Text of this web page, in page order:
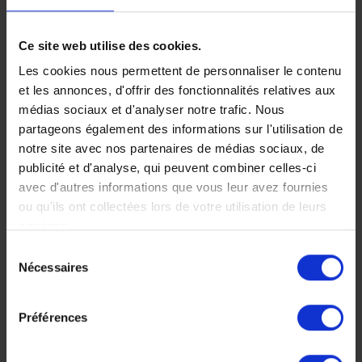
Ce site web utilise des cookies.
Les cookies nous permettent de personnaliser le contenu
et les annonces, d'offrir des fonctionnalités relatives aux
médias sociaux et d'analyser notre trafic. Nous
partageons également des informations sur l'utilisation de
notre site avec nos partenaires de médias sociaux, de
publicité et d'analyse, qui peuvent combiner celles-ci
avec d'autres informations que vous leur avez fournies
ou qu'ils ont collectées lors de votre utilisation de leurs
Nécessaires
Préférences
Safari à Ruaha
et plage à
Zanzibar
Découvrez une Tanzanie
méconnue et préservée
avec une approche du
safari exceptionnelle et
plongez dans les eaux
cristallines de Zanzibar.
450 €
Voyage Zanzibar